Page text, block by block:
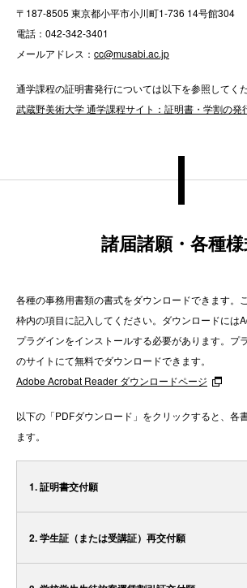
〒187-8505 東京都小平市小川町1-736 14号館304
電話： 042-342-3401
メールアドレス： cc@musabi.ac.jp
通学課程の証明書発行については以下を参照してくだ
武蔵野美術大学 通学課程サイト：証明書・学割の発
諸届諸願・各種
各種の事務用書類の書式をダウンロードできます。
枠内の項目に記入してください。ダウンロードには
プラグインをインストールする必要があります。プ
のサイトにて無料でダウンロードできます。
Adobe Acrobat Reader ダウンロードページ
以下の「PDFダウンロード」をクリックすると、各
ます。
1. 証明書交付願
2. 学生証（または受講証）再交付願